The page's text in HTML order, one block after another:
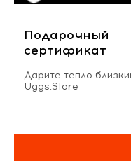
Подарочный
сертификат
Дарите тепло
Uggs.Store